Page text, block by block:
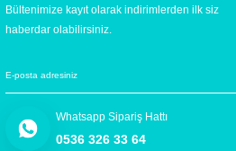
Bültenimize kayıt olarak indirimlerden ilk siz
haberdar olabilirsiniz.
Whatsapp Sipariş Hattı
0536 326 33 64